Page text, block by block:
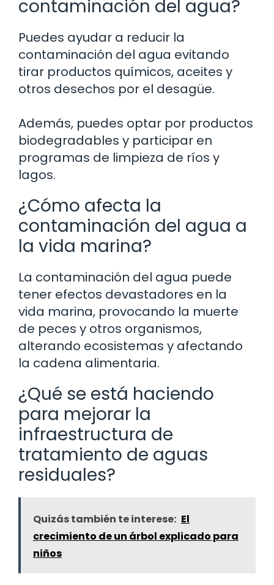
contaminación del agua?
Puedes ayudar a reducir la
contaminación del agua evitando
tirar productos químicos, aceites y
otros desechos por el desagüe.
Además, puedes optar por productos
biodegradables y participar en
programas de limpieza de ríos y
lagos.
¿Cómo afecta la
contaminación del agua a
la vida marina?
La contaminación del agua puede
tener efectos devastadores en la
vida marina, provocando la muerte
de peces y otros organismos,
alterando ecosistemas y afectando
la cadena alimentaria.
¿Qué se está haciendo
para mejorar la
infraestructura de
tratamiento de aguas
residuales?
Quizás también te interese: El
crecimiento de un árbol explicado para
niños